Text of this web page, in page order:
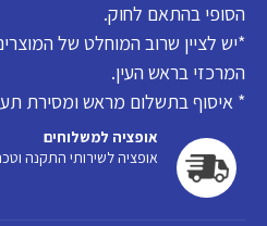
הסופי בהתאם לחוק.
*יש לציין שרוב המוחלט של
המרכזי בראש העין.
* איסוף בתשלום מראש ומסירת
אופציה למשלוחים
אופציה לשירותי התקנה